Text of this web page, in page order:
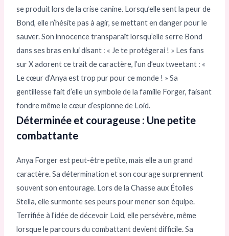
se produit lors de la crise canine. Lorsqu’elle sent la peur de
Bond, elle n’hésite pas à agir, se mettant en danger pour le
sauver. Son innocence transparaît lorsqu’elle serre Bond
dans ses bras en lui disant : « Je te protégerai ! » Les fans
sur X adorent ce trait de caractère, l’un d’eux tweetant : «
Le cœur d’Anya est trop pur pour ce monde ! » Sa
gentillesse fait d’elle un symbole de la famille Forger, faisant
fondre même le cœur d’espionne de Loid.
Déterminée et courageuse : Une petite
combattante
Anya Forger est peut-être petite, mais elle a un grand
caractère. Sa détermination et son courage surprennent
souvent son entourage. Lors de la Chasse aux Étoiles
Stella, elle surmonte ses peurs pour mener son équipe.
Terrifiée à l’idée de décevoir Loid, elle persévère, même
lorsque le parcours du combattant devient difficile. Sa